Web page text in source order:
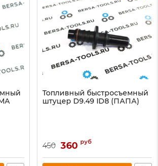
Топливный быстросъемный
штуцер D9.49 ID8 (ПАПА)
450 360 руб